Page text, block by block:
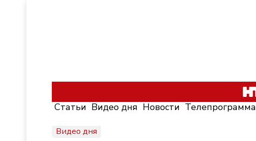
Статьи Видео дня Новости Телепрограмма
Видео дня